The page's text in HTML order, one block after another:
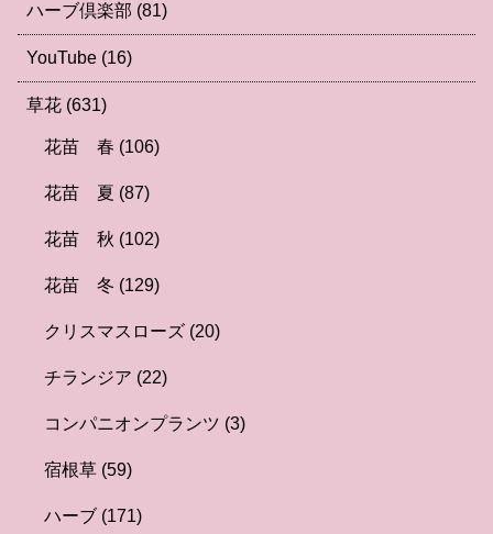
ハーブ倶楽部 (81)
YouTube (16)
草花 (631)
花苗 春 (106)
花苗 夏 (87)
花苗 秋 (102)
花苗 冬 (129)
クリスマスローズ (20)
チランジア (22)
コンパニオンプランツ (3)
宿根草 (59)
ハーブ (171)